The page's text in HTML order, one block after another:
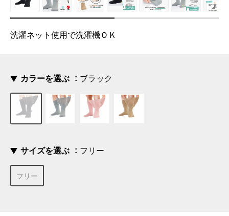
洗濯ネット使用で洗濯機ＯＫ
カラーを選ぶ ブラック
サイズを選ぶ フリー
フリー